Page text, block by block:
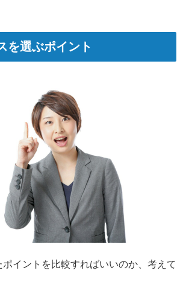
を選ぶポイント
イントを比較すればいいのか、考えて